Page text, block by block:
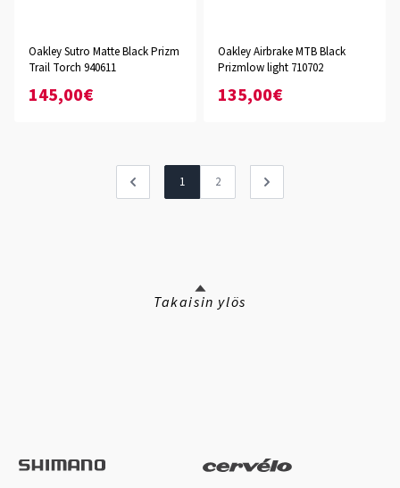
Oakley Sutro Matte Black Prizm
Trail Torch 940611
145,00€
Oakley Airbrake MTB Black
Prizmlow light 710702
135,00€
1 2
Takaisin ylös